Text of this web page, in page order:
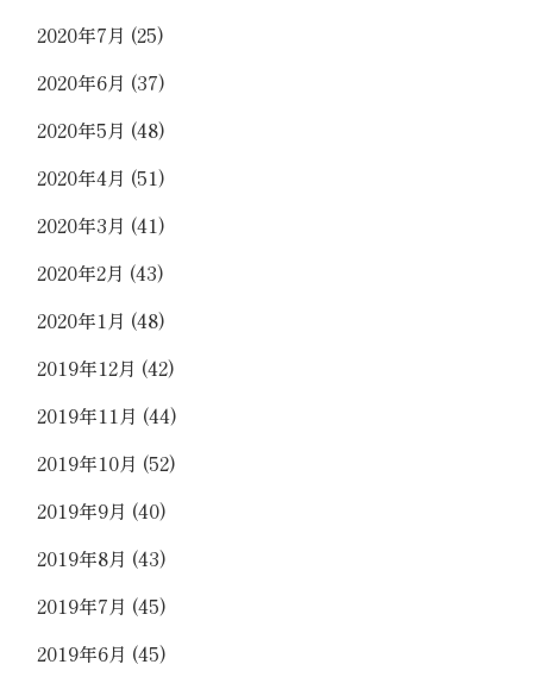
2020年7月 (25)
2020年6月 (37)
2020年5月 (48)
2020年4月 (51)
2020年3月 (41)
2020年2月 (43)
2020年1月 (48)
2019年12月 (42)
2019年11月 (44)
2019年10月 (52)
2019年9月 (40)
2019年8月 (43)
2019年7月 (45)
2019年6月 (45)